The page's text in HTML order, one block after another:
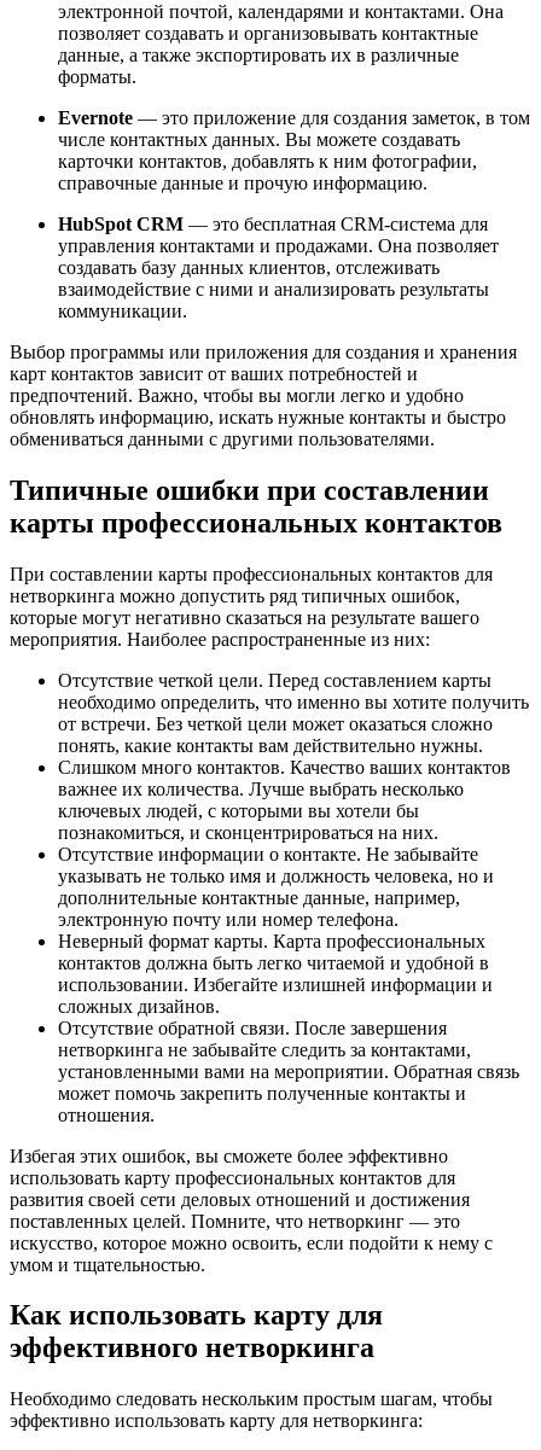
электронной почтой, календарями и контактами. Она
позволяет создавать и организовывать контактные
данные, а также экспортировать их в различные
форматы.
Evernote — это приложение для создания заметок, в том
числе контактных данных. Вы можете создавать
карточки контактов, добавлять к ним фотографии,
справочные данные и прочую информацию.
HubSpot CRM — это бесплатная CRM-система для
управления контактами и продажами. Она позволяет
создавать базу данных клиентов, отслеживать
взаимодействие с ними и анализировать результаты
коммуникации.
Выбор программы или приложения для создания и хранения
карт контактов зависит от ваших потребностей и
предпочтений. Важно, чтобы вы могли легко и удобно
обновлять информацию, искать нужные контакты и быстро
обмениваться данными с другими пользователями.
Типичные ошибки при составлении
карты профессиональных контактов
При составлении карты профессиональных контактов для
нетворкинга можно допустить ряд типичных ошибок,
которые могут негативно сказаться на результате вашего
мероприятия. Наиболее распространенные из них:
Отсутствие четкой цели. Перед составлением карты
необходимо определить, что именно вы хотите получить
от встречи. Без четкой цели может оказаться сложно
понять, какие контакты вам действительно нужны.
Слишком много контактов. Качество ваших контактов
важнее их количества. Лучше выбрать несколько
ключевых людей, с которыми вы хотели бы
познакомиться, и сконцентрироваться на них.
Отсутствие информации о контакте. Не забывайте
указывать не только имя и должность человека, но и
дополнительные контактные данные, например,
электронную почту или номер телефона.
Неверный формат карты. Карта профессиональных
контактов должна быть легко читаемой и удобной в
использовании. Избегайте излишней информации и
сложных дизайнов.
Отсутствие обратной связи. После завершения
нетворкинга не забывайте следить за контактами,
установленными вами на мероприятии. Обратная связь
может помочь закрепить полученные контакты и
отношения.
Избегая этих ошибок, вы сможете более эффективно
использовать карту профессиональных контактов для
развития своей сети деловых отношений и достижения
поставленных целей. Помните, что нетворкинг — это
искусство, которое можно освоить, если подойти к нему с
умом и тщательностью.
Как использовать карту для
эффективного нетворкинга
Необходимо следовать нескольким простым шагам, чтобы
эффективно использовать карту для нетворкинга: